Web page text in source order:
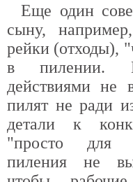
Еще один
сыну,
рейки (отходы),
в пилении.
действиями не
пилят не ради
детали к
"просто для
пиления не